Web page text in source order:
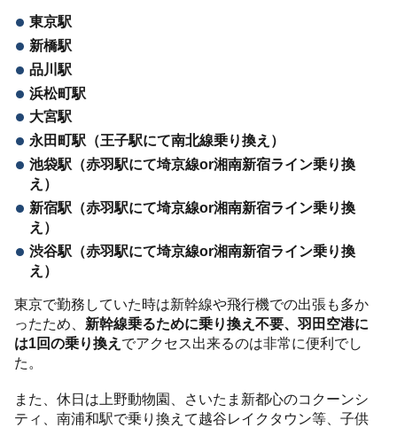
東京駅
新橋駅
品川駅
浜松町駅
大宮駅
永田町駅（王子駅にて南北線乗り換え）
池袋駅（赤羽駅にて埼京線or湘南新宿ライン乗り換
え）
新宿駅（赤羽駅にて埼京線or湘南新宿ライン乗り換
え）
渋谷駅（赤羽駅にて埼京線or湘南新宿ライン乗り換
え）
東京で勤務していた時は新幹線や飛行機での出張も多か
ったため、 新幹線乗るために乗り換え不要、羽田空港に
は1回の乗り換え でアクセス出来るのは非常に便利でし
た。
また、休日は上野動物園、さいたま新都心のコクーンシ
ティ、南浦和駅で乗り換えて越谷レイクタウン等、子供